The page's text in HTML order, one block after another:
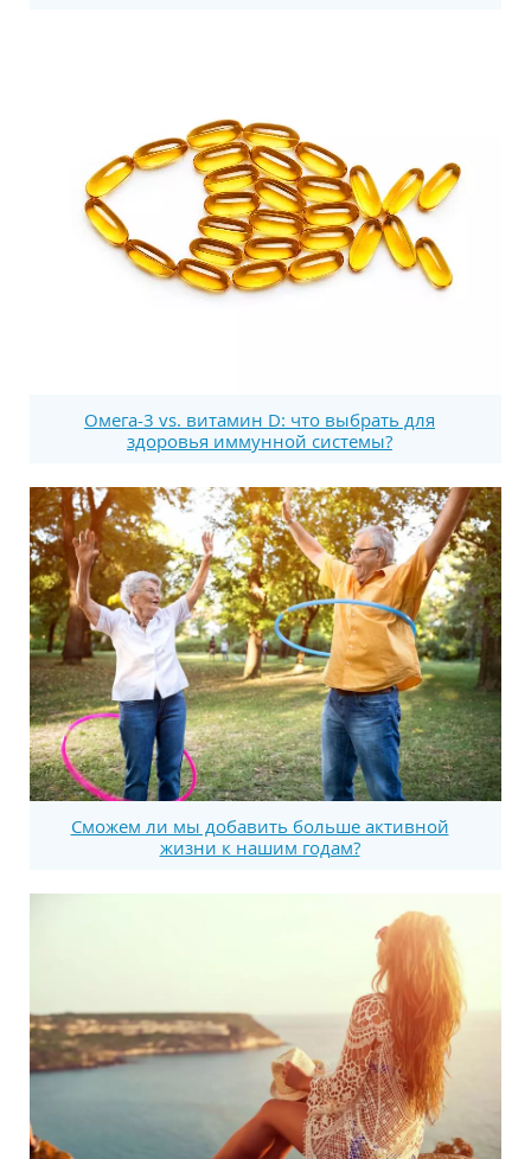
Омега-3 vs. витамин D: что выбрать для
здоровья иммунной системы?
Сможем ли мы добавить больше активной
жизни к нашим годам?